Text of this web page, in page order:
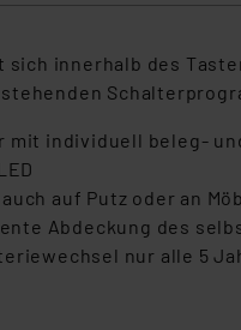
innerhalb des
mit individuell beleg-
auf Putz oder an
Abdeckung des
nur alle 5